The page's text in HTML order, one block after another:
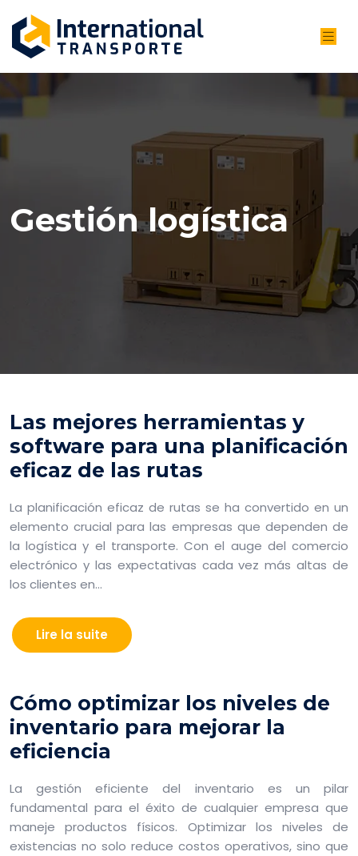
Gestión logística
Las mejores herramientas y
software para una planificación
eficaz de las rutas
La planificación eficaz de rutas se ha convertido en un
elemento crucial para las empresas que dependen de
la logística y el transporte. Con el auge del comercio
electrónico y las expectativas cada vez más altas de
los clientes en…
Lire la suite
Cómo optimizar los niveles de
inventario para mejorar la
eficiencia
La gestión eficiente del inventario es un pilar
fundamental para el éxito de cualquier empresa que
maneje productos físicos. Optimizar los niveles de
existencias no solo reduce costos operativos, sino que